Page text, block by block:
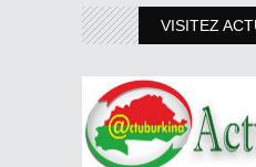
VISITEZ